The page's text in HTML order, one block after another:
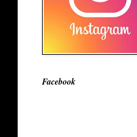
Facebook